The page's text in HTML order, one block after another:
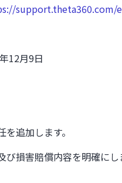
support.theta360.com/
12月9日
を追加します。
び損害賠償内容を明確にし